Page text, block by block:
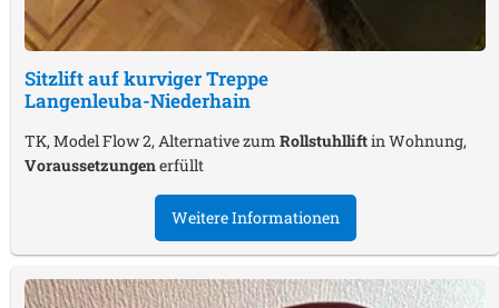
Sitzlift auf kurviger Treppe
Langenleuba-Niederhain
TK, Model Flow 2, Alternative zum Rollstuhlliftin Wohnung,
Voraussetzungenerfüllt
Weitere Informationen